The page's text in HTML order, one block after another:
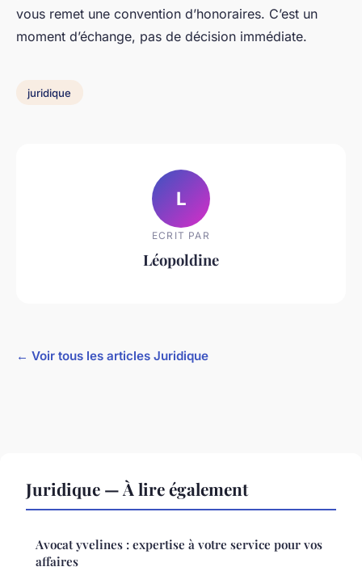
vous remet une convention d’honoraires. C’est un
moment d’échange, pas de décision immédiate.
juridique
L
ECRIT PAR
Léopoldine
← Voir tous les articles Juridique
Juridique — À lire également
Avocat yvelines : expertise à votre service pour vos
affaires